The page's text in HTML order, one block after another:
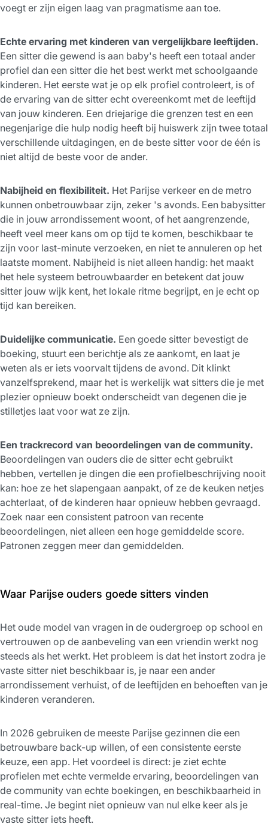
voegt er zijn eigen laag van pragmatisme aan toe.
Echte ervaring met kinderen van vergelijkbare leeftijden.
Een sitter die gewend is aan baby's heeft een totaal ander
profiel dan een sitter die het best werkt met schoolgaande
kinderen. Het eerste wat je op elk profiel controleert, is of
de ervaring van de sitter echt overeenkomt met de leeftijd
van jouw kinderen. Een driejarige die grenzen test en een
negenjarige die hulp nodig heeft bij huiswerk zijn twee totaal
verschillende uitdagingen, en de beste sitter voor de één is
niet altijd de beste voor de ander.
Nabijheid en flexibiliteit. Het Parijse verkeer en de metro
kunnen onbetrouwbaar zijn, zeker 's avonds. Een babysitter
die in jouw arrondissement woont, of het aangrenzende,
heeft veel meer kans om op tijd te komen, beschikbaar te
zijn voor last-minute verzoeken, en niet te annuleren op het
laatste moment. Nabijheid is niet alleen handig: het maakt
het hele systeem betrouwbaarder en betekent dat jouw
sitter jouw wijk kent, het lokale ritme begrijpt, en je echt op
tijd kan bereiken.
Duidelijke communicatie. Een goede sitter bevestigt de
boeking, stuurt een berichtje als ze aankomt, en laat je
weten als er iets voorvalt tijdens de avond. Dit klinkt
vanzelfsprekend, maar het is werkelijk wat sitters die je met
plezier opnieuw boekt onderscheidt van degenen die je
stilletjes laat voor wat ze zijn.
Een trackrecord van beoordelingen van de community.
Beoordelingen van ouders die de sitter echt gebruikt
hebben, vertellen je dingen die een profielbeschrijving nooit
kan: hoe ze het slapengaan aanpakt, of ze de keuken netjes
achterlaat, of de kinderen haar opnieuw hebben gevraagd.
Zoek naar een consistent patroon van recente
beoordelingen, niet alleen een hoge gemiddelde score.
Patronen zeggen meer dan gemiddelden.
Waar Parijse ouders goede sitters vinden
Het oude model van vragen in de oudergroep op school en
vertrouwen op de aanbeveling van een vriendin werkt nog
steeds als het werkt. Het probleem is dat het instort zodra je
vaste sitter niet beschikbaar is, je naar een ander
arrondissement verhuist, of de leeftijden en behoeften van je
kinderen veranderen.
In 2026 gebruiken de meeste Parijse gezinnen die een
betrouwbare back-up willen, of een consistente eerste
keuze, een app. Het voordeel is direct: je ziet echte
profielen met echte vermelde ervaring, beoordelingen van
de community van echte boekingen, en beschikbaarheid in
real-time. Je begint niet opnieuw van nul elke keer als je
vaste sitter iets heeft.